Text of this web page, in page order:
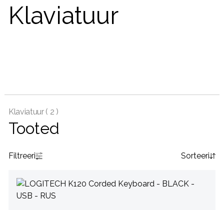
Klaviatuur
Klaviatuur ( 2 )
Tooted
Filtreeri Sorteeri